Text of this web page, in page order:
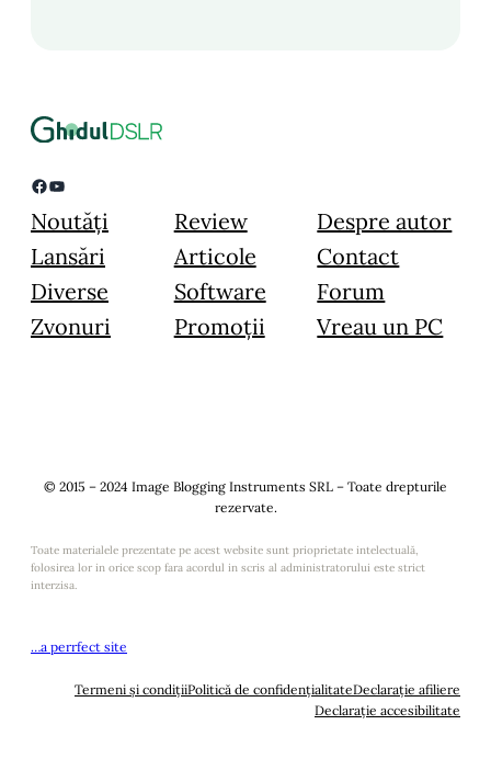
Facebook YouTube
Noutăți
Lansări
Diverse
Zvonuri
Review
Articole
Software
Promoții
Despre autor
Contact
Forum
Vreau un PC
© 2015 – 2024 Image Blogging Instruments SRL – Toate drepturile
rezervate.
Toate materialele prezentate pe acest website sunt prioprietate intelectuală,
folosirea lor in orice scop fara acordul in scris al administratorului este strict
interzisa.
…a perrfect site
Termeni și condițiiPolitică de confidențialitateDeclarație afiliere
Declarație accesibilitate